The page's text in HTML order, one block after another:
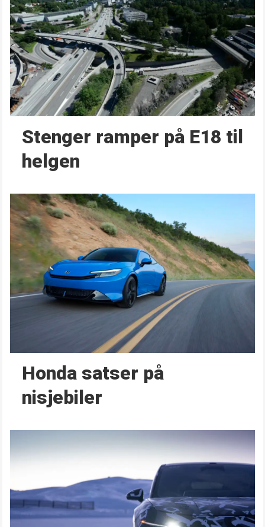
Stenger ramper på E18 til
helgen
Honda satser på
nisjebiler